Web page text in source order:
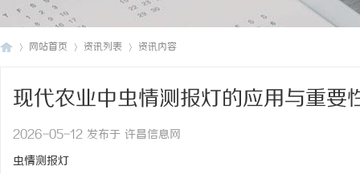
网站首页 资讯列表 资讯内容
现代农业中虫情测报灯的应用与重要
2026-05-12 发布于 许昌信息网
虫情测报灯